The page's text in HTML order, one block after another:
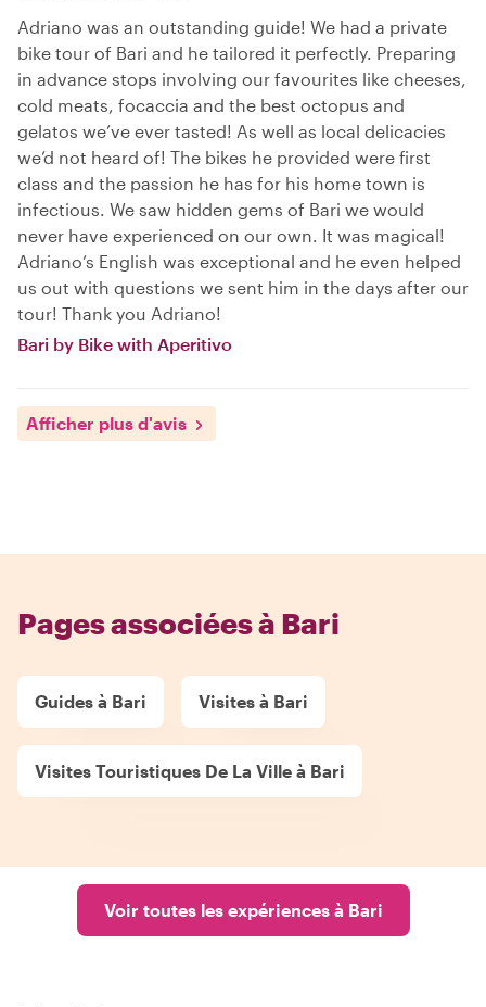
Adriano was an outstanding guide! We had a private
bike tour of Bari and he tailored it perfectly. Preparing
in advance stops involving our favourites like cheeses,
cold meats, focaccia and the best octopus and
gelatos we’ve ever tasted! As well as local delicacies
we’d not heard of! The bikes he provided were first
class and the passion he has for his home town is
infectious. We saw hidden gems of Bari we would
never have experienced on our own. It was magical!
Adriano’s English was exceptional and he even helped
us out with questions we sent him in the days after our
tour! Thank you Adriano!
Bari by Bike with Aperitivo
Afficher plus d'avis
Pages associées à Bari
Guides à Bari Visites à Bari
Visites Touristiques De La Ville à Bari
Voir toutes les expériences à Bari